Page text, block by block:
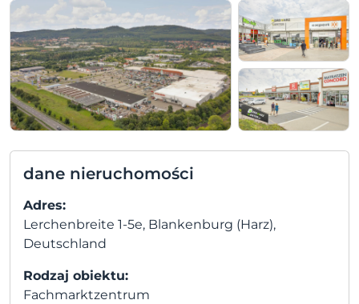
dane nieruchomości
Adres:
Lerchenbreite 1-5e, Blankenburg (Harz),
Deutschland
Rodzaj obiektu:
Fachmarktzentrum